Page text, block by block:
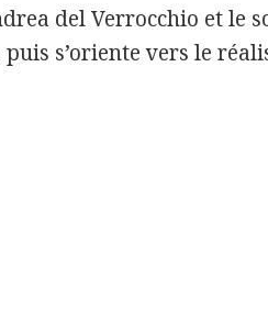
del Verrocchio et le
s’oriente vers le